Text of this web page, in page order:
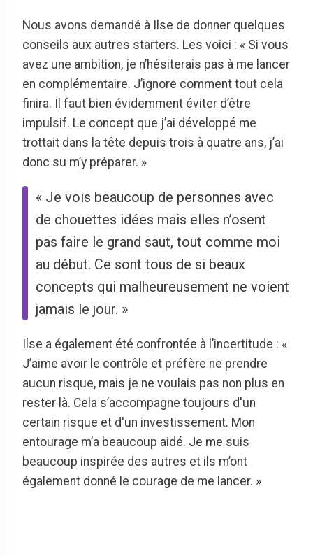
Nous avons demandé à Ilse de donner quelques
conseils aux autres starters. Les voici : « Si vous
avez une ambition, je n’hésiterais pas à me lancer
en complémentaire. J’ignore comment tout cela
finira. Il faut bien évidemment éviter d’être
impulsif. Le concept que j’ai développé me
trottait dans la tête depuis trois à quatre ans, j’ai
donc su m’y préparer. »
« Je vois beaucoup de personnes avec
de chouettes idées mais elles n’osent
pas faire le grand saut, tout comme moi
au début. Ce sont tous de si beaux
concepts qui malheureusement ne voient
jamais le jour. »
Ilse a également été confrontée à l’incertitude : «
J’aime avoir le contrôle et préfère ne prendre
aucun risque, mais je ne voulais pas non plus en
rester là. Cela s’accompagne toujours d'un
certain risque et d'un investissement. Mon
entourage m’a beaucoup aidé. Je me suis
beaucoup inspirée des autres et ils m’ont
également donné le courage de me lancer. »